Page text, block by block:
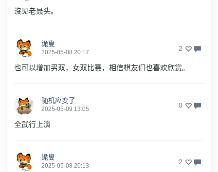
沒见老聂头。
诡叟
2025-05-08 20:17 2
也可以增加男双，女双比赛，相信棋友们也喜欢欣赏。
随机应变了
2025-05-09 13:05 0
全武行上演
诡叟
2025-05-08 20:13 2